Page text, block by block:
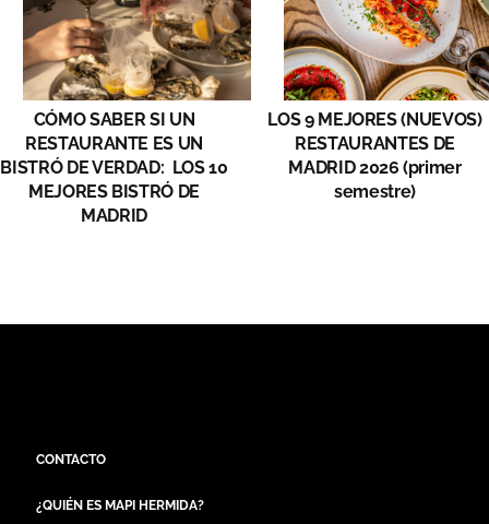
CÓMO SABER SI UN
RESTAURANTE ES UN
BISTRÓ DE VERDAD: LOS 10
MEJORES BISTRÓ DE
MADRID
LOS 9 MEJORES (NUEVOS)
RESTAURANTES DE
MADRID 2026 (primer
semestre)
CONTACTO
¿QUIÉN ES MAPI HERMIDA?